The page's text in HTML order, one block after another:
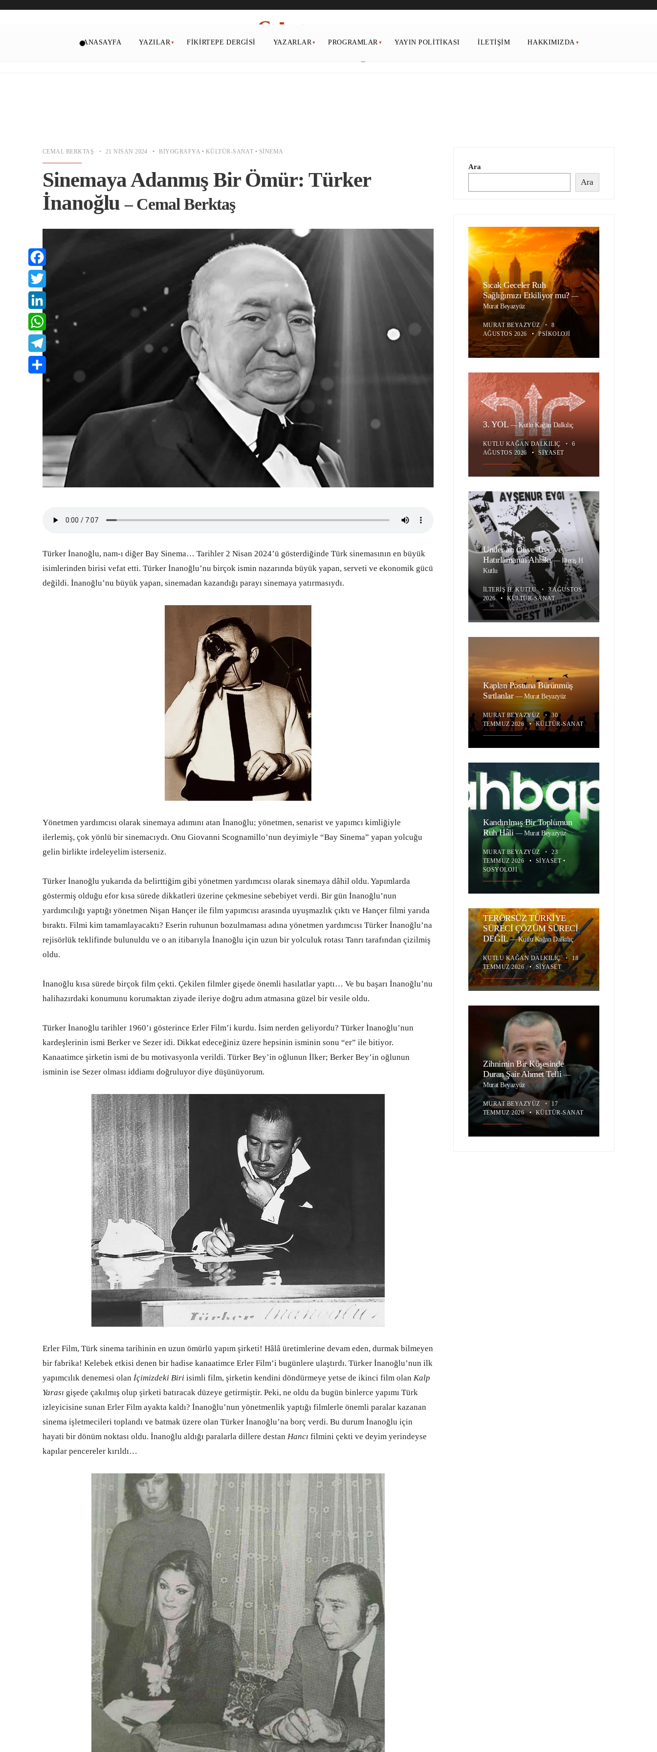
ANASAYFA YAZILAR FIKIRTEPE DERGISI YAZARLAR PROGRAMLAR YAYIN POLITIKASI İLETIŞIM HAKKIMIZDA
CEMAL BERKTAŞ • 21 NISAN 2024 • BIYOGRAFYA • KÜLTÜR-SANAT • SINEMA
Sinemaya Adanmış Bir Ömür: Türker
İnanoğlu– Cemal Berktaş
Türker İnanoğlu, nam-ı diğer Bay Sinema… Tarihler 2 Nisan 2024’ü gösterdiğinde Türk sinemasının en büyük
isimlerinden birisi vefat etti. Türker İnanoğlu’nu birçok ismin nazarında büyük yapan, serveti ve ekonomik gücü
değildi. İnanoğlu’nu büyük yapan, sinemadan kazandığı parayı sinemaya yatırmasıydı.
Yönetmen yardımcısı olarak sinemaya adımını atan İnanoğlu; yönetmen, senarist ve yapımcı kimliğiyle
ilerlemiş, çok yönlü bir sinemacıydı. Onu Giovanni Scognamillo’nun deyimiyle “Bay Sinema” yapan yolcuğu
gelin birlikte irdeleyelim isterseniz.
Türker İnanoğlu yukarıda da belirttiğim gibi yönetmen yardımcısı olarak sinemaya dâhil oldu. Yapımlarda
göstermiş olduğu efor kısa sürede dikkatleri üzerine çekmesine sebebiyet verdi. Bir gün İnanoğlu’nun
yardımcılığı yaptığı yönetmen Nişan Hançer ile film yapımcısı arasında uyuşmazlık çıktı ve Hançer filmi yarıda
bıraktı. Filmi kim tamamlayacaktı? Eserin ruhunun bozulmaması adına yönetmen yardımcısı Türker İnanoğlu’na
rejisörlük teklifinde bulunuldu ve o an itibarıyla İnanoğlu için uzun bir yolculuk rotası Tanrı tarafından çizilmiş
oldu.
İnanoğlu kısa sürede birçok film çekti. Çekilen filmler gişede önemli hasılatlar yaptı… Ve bu başarı İnanoğlu’nu
halihazırdaki konumunu korumaktan ziyade ileriye doğru adım atmasına güzel bir vesile oldu.
Türker İnanoğlu tarihler 1960’ı gösterince Erler Film’i kurdu. İsim nerden geliyordu? Türker İnanoğlu’nun
kardeşlerinin ismi Berker ve Sezer idi. Dikkat edeceğiniz üzere hepsinin isminin sonu “er” ile bitiyor.
Kanaatimce şirketin ismi de bu motivasyonla verildi. Türker Bey’in oğlunun İlker; Berker Bey’in oğlunun
isminin ise Sezer olması iddiamı doğruluyor diye düşünüyorum.
Erler Film, Türk sinema tarihinin en uzun ömürlü yapım şirketi! Hâlâ üretimlerine devam eden, durmak bilmeyen
bir fabrika! Kelebek etkisi denen bir hadise kanaatimce Erler Film’i bugünlere ulaştırdı. Türker İnanoğlu’nun ilk
yapımcılık denemesi olan İçimizdeki Biri isimli film, şirketin kendini döndürmeye yetse de ikinci film olan Kalp
Yarası gişede çakılmış olup şirketi batıracak düzeye getirmiştir. Peki, ne oldu da bugün binlerce yapımı Türk
izleyicisine sunan Erler Film ayakta kaldı? İnanoğlu’nun yönetmenlik yaptığı filmlerle önemli paralar kazanan
sinema işletmecileri toplandı ve batmak üzere olan Türker İnanoğlu’na borç verdi. Bu durum İnanoğlu için
hayati bir dönüm noktası oldu. İnanoğlu aldığı paralarla dillere destan Hancı filmini çekti ve deyim yerindeyse
kapılar pencereler kırıldı…
Ara
Ara
Sıcak Geceler Ruh
Sağlığımızı Etkiliyor mu?—
Murat Beyazyüz
MURAT BEYAZYÜZ •
8
AĞUSTOS 2026
• PSIKOLOJI
3. YOL—Kutlu Kağan Dalkılıç
KUTLU KAĞAN DALKILIÇ •
6
AĞUSTOS 2026
• SIYASET
Under an Olive Tree ve
Hatırlamanın Ahlâkı—İlteriş H.
Kutlu
İLTERIŞ H. KUTLU •
3 AĞUSTOS
2026
• KÜLTÜR-SANAT
Kaplan Postuna Bürünmüş
Sırtlanlar—Murat Beyazyüz
MURAT BEYAZYÜZ •
30
TEMMUZ 2026 • KÜLTÜR-SANAT
Kandırılmış Bir Toplumun
Ruh Hâli —Murat Beyazyüz
MURAT BEYAZYÜZ •
23
TEMMUZ 2026
• SIYASET•
SOSYOLOJI
TERÖRSÜZ TÜRKİYE
SÜRECİ ÇÖZÜM SÜRECİ
DEĞİL—Kutlu Kağan Dalkılıç
KUTLU KAĞAN DALKILIÇ • 18
TEMMUZ 2026 • SIYASET
Zihnimin Bir Köşesinde
Duran Şair Ahmet Telli —
Murat Beyazyüz
MURAT BEYAZYÜZ •
17
TEMMUZ 2026 • KÜLTÜR-SANAT
Facebook
Twitter
LinkedIn
WhatsApp
Telegram
Share